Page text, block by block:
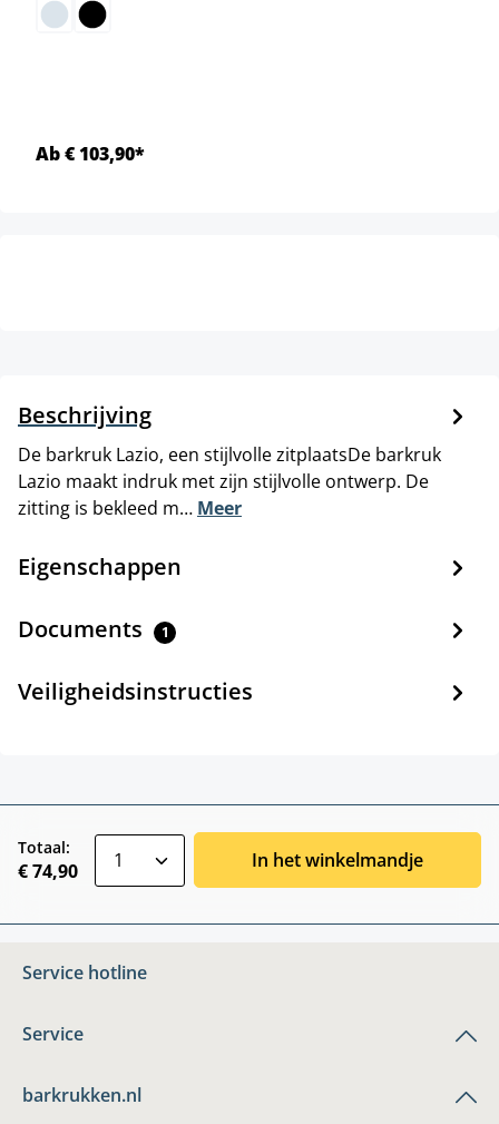
Ab € 103,90*
Beschrijving
De barkruk Lazio, een stijlvolle zitplaatsDe barkruk
Lazio maakt indruk met zijn stijlvolle ontwerp. De
zitting is bekleed m… Meer
Eigenschappen
Documents 1
Veiligheidsinstructies
Totaal:
€ 74,90 In het winkelmandje
Service hotline
Service
barkrukken.nl